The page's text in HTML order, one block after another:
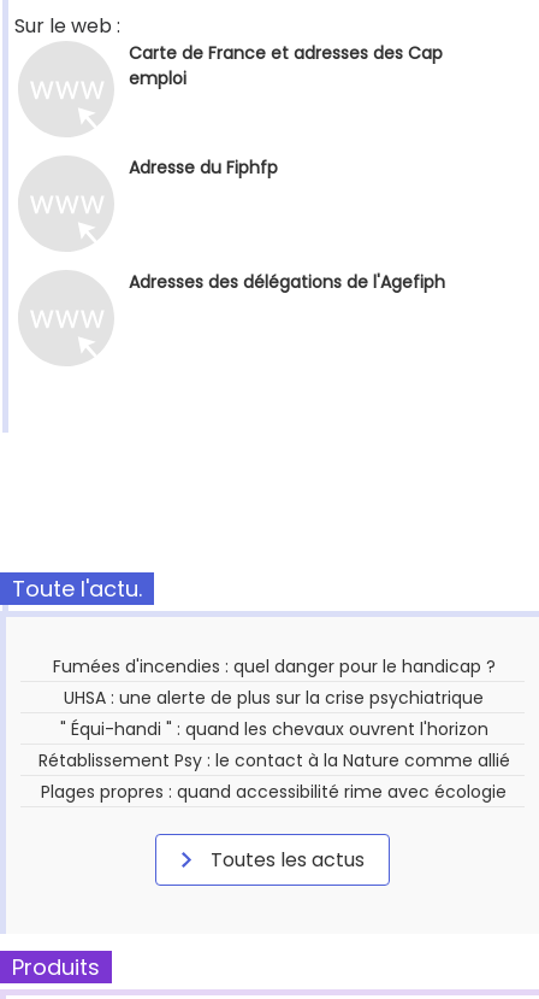
Sur le web :
Carte de France et adresses des Cap
emploi
Adresse du Fiphfp
Adresses des délégations de l'Agefiph
Toute l'actu.
Fumées d'incendies : quel danger pour le handicap ?
UHSA : une alerte de plus sur la crise psychiatrique
" Équi-handi " : quand les chevaux ouvrent l'horizon
Rétablissement Psy : le contact à la Nature comme allié
Plages propres : quand accessibilité rime avec écologie
Toutes les actus
Produits